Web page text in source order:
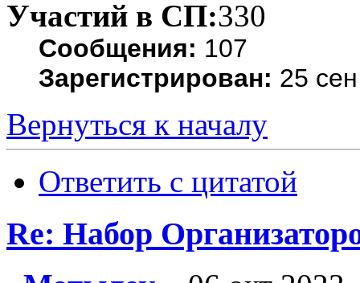
Участий в СП:330
Сообщения: 107
Зарегистрирован: 25
Вернуться к началу
Ответить с цитатой
Re: Набор